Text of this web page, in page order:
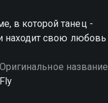
в которой танец -
находит свою любовь
Оригинальное название
Fly